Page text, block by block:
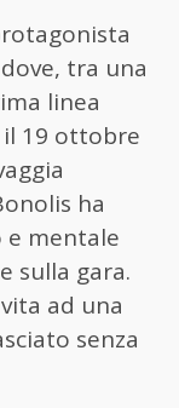
dove, tra una
linea
19 ottobre
ha
e mentale
sulla gara.
ad una
senza